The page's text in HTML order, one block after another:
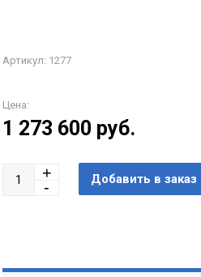
Артикул: 1277
Цена:
1 273 600 руб.